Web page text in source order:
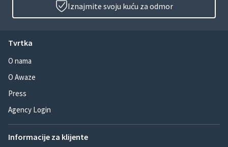
Iznajmite svoju kuću za odmor
Tvrtka
O nama
O Awaze
Press
Agency Login
Informacije za klijente